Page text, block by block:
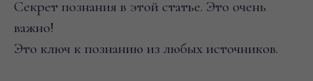
Секрет познания в этой статье. Это очень
важно!
Это ключ к познанию из любых источников.